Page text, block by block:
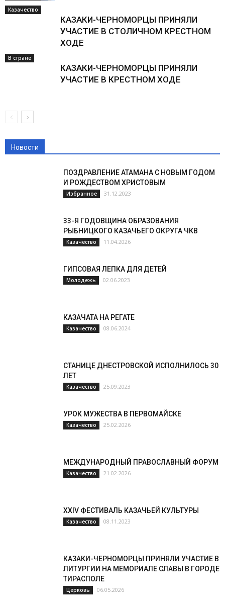
Казачество
КАЗАКИ-ЧЕРНОМОРЦЫ ПРИНЯЛИ
УЧАСТИЕ В СТОЛИЧНОМ КРЕСТНОМ
ХОДЕ
В стране
КАЗАКИ-ЧЕРНОМОРЦЫ ПРИНЯЛИ
УЧАСТИЕ В КРЕСТНОМ ХОДЕ
Новости
ПОЗДРАВЛЕНИЕ АТАМАНА С НОВЫМ ГОДОМ
И РОЖДЕСТВОМ ХРИСТОВЫМ
Избранное 31.12.2023
33-Я ГОДОВЩИНА ОБРАЗОВАНИЯ
РЫБНИЦКОГО КАЗАЧЬЕГО ОКРУГА ЧКВ
Казачество 11.04.2026
ГИПСОВАЯ ЛЕПКА ДЛЯ ДЕТЕЙ
Молодежь 02.06.2023
КАЗАЧАТА НА РЕГАТЕ
Казачество 08.06.2024
СТАНИЦЕ ДНЕСТРОВСКОЙ ИСПОЛНИЛОСЬ 30
ЛЕТ
Казачество 25.09.2023
УРОК МУЖЕСТВА В ПЕРВОМАЙСКЕ
Казачество 25.02.2026
МЕЖДУНАРОДНЫЙ ПРАВОСЛАВНЫЙ ФОРУМ
Казачество 21.02.2026
XXIV ФЕСТИВАЛЬ КАЗАЧЬЕЙ КУЛЬТУРЫ
Казачество 08.11.2023
КАЗАКИ-ЧЕРНОМОРЦЫ ПРИНЯЛИ УЧАСТИЕ В
ЛИТУРГИИ НА МЕМОРИАЛЕ СЛАВЫ В ГОРОДЕ
ТИРАСПОЛЕ
Церковь 06.05.2026